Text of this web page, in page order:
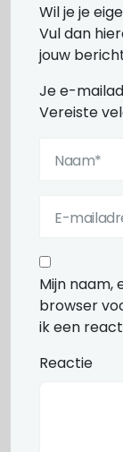
Wil je je
Vul dan
jouw
Je e-
Vereiste
Mijn naam,
browser
ik een
Reactie